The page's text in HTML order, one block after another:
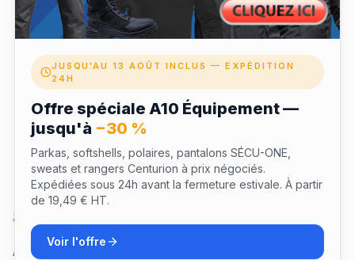
Aucune question pour le moment. Soyez le premier à poser
JUSQU'AU 13 AOÛT INCLUS — EXPÉDITION
24H
Offre spéciale A10 Équipement —
jusqu'à −30 %
Parkas, softshells, polaires, pantalons SÉCU-ONE,
sweats et rangers Centurion à prix négociés.
Expédiées sous 24h avant la fermeture estivale. À partir
de 19,49 € HT.
Voir l'offre